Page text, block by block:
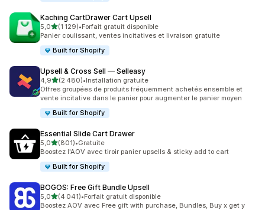
Kaching CartDrawer Cart Upsell
5,0étoile(s) sur 5
(1 129)
1129 avis au total
•Forfait gratuit disponible
Panier coulissant, ventes incitatives et livraison gratuite
Built for Shopify
Upsell & Cross Sell — Selleasy
4,9étoile(s) sur 5
(2 480)
2480 avis au total
•Installation gratuite
Offres groupées de produits fréquemment achetés ensemble et
vente incitative dans le panier pour augmenter le panier moyen
Built for Shopify
Essential Slide Cart Drawer
5,0étoile(s) sur 5
(801)
801 avis au total
•Gratuite
Boostez l'AOV avec tiroir panier upsells & sticky add to cart
Built for Shopify
BOGOS: Free Gift Bundle Upsell
5,0étoile(s) sur 5
(4 041)
4041 avis au total
•Forfait gratuit disponible
Boostez AOV avec Free gift with purchase, Bundles, Buy x get y